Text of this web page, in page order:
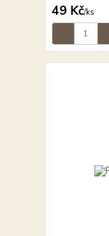
49 Kč/ks